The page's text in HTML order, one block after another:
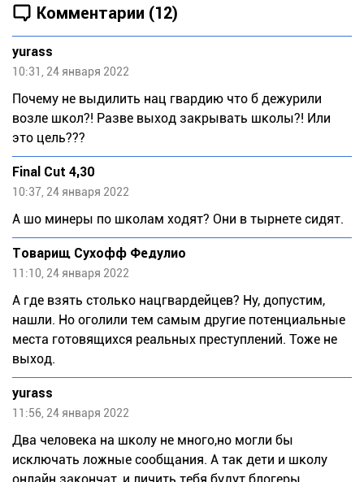
Комментарии (12)
yurass
10:31, 24 января 2022
Почему не выдилить нац гвардию что б дежурили
возле школ?! Разве выход закрывать школы?! Или
это цель???
Final Cut 4,30
10:37, 24 января 2022
А шо минеры по школам ходят? Они в тырнете сидят.
Товарищ Сухофф Федулио
11:10, 24 января 2022
А где взять столько нацгвардейцев? Ну, допустим,
нашли. Но оголили тем самым другие потенциальные
места готовящихся реальных преступлений. Тоже не
выход.
yurass
11:56, 24 января 2022
Два человека на школу не много,но могли бы
исключать ложные сообщания. А так дети и школу